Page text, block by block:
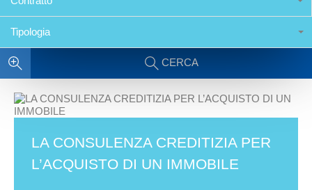
Tipologia
CERCA
LA CONSULENZA CREDITIZIA PER
L’ACQUISTO DI UN IMMOBILE